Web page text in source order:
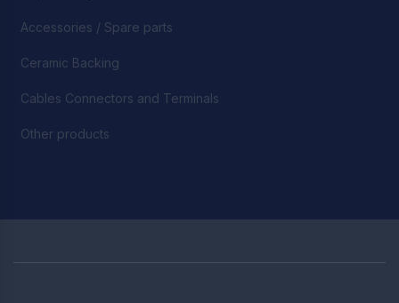
Accessories / Spare parts
Ceramic Backing
Cables Connectors and Terminals
Other products